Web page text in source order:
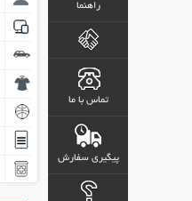
راهنما
تماس با ما
پیگیری سفارش